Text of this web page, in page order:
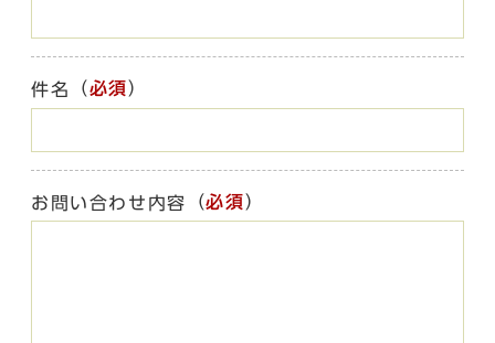
件名 （必須）
お問い合わせ内容 （必須）